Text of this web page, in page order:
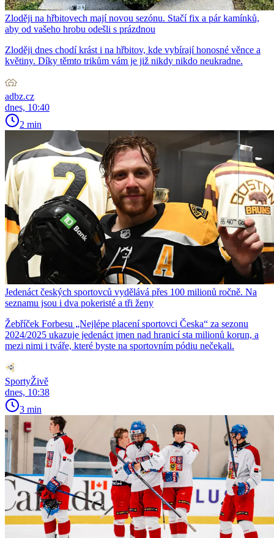
Zloději na hřbitovech mají novou sezónu. Stačí fix a pár kamínků,
aby od vašeho hrobu odešli s prázdnou
Zloději dnes chodí krást i na hřbitov, kde vybírají honosné věnce a
květiny. Díky těmto trikům vám je již nikdy nikdo neukradne.
adbz.cz
dnes, 10:40
2 min
Jedenáct českých sportovců vydělává přes 100 milionů ročně. Na
seznamu jsou i dva pokeristé a tři ženy
Žebříček Forbesu „Nejlépe placení sportovci Česka“ za sezonu
2024/2025 ukazuje jedenáct jmen nad hranicí sta milionů korun, a
mezi nimi i tváře, které byste na sportovním pódiu nečekali.
SportyŽivě
dnes, 10:38
3 min